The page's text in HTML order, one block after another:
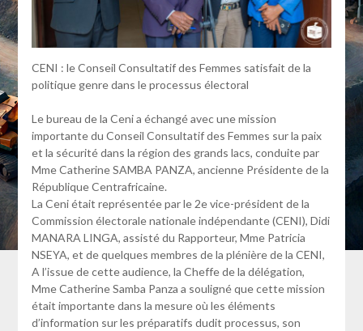
CENI : le Conseil Consultatif des Femmes satisfait de la
politique genre dans le processus électoral
Le bureau de la Ceni a échangé avec une mission
importante du Conseil Consultatif des Femmes sur la paix
et la sécurité dans la région des grands lacs, conduite par
Mme Catherine SAMBA PANZA, ancienne Présidente de la
République Centrafricaine.
La Ceni était représentée par le 2e vice-président de la
Commission électorale nationale indépendante (CENI), Didi
MANARA LINGA, assisté du Rapporteur, Mme Patricia
NSEYA, et de quelques membres de la plénière de la CENI,
A l’issue de cette audience, la Cheffe de la délégation,
Mme Catherine Samba Panza a souligné que cette mission
était importante dans la mesure où les éléments
d’information sur les préparatifs dudit processus, son